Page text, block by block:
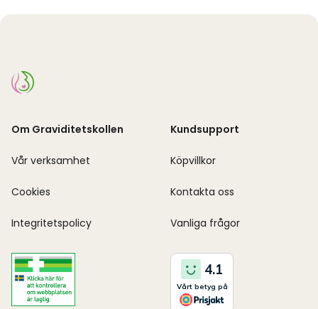
Om Graviditetskollen
Vår verksamhet
Cookies
Integritetspolicy
Kundsupport
Köpvillkor
Kontakta oss
Vanliga frågor